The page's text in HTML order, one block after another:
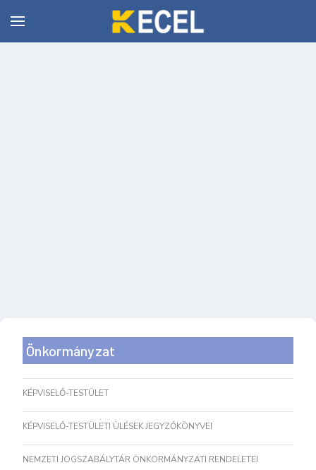
Önkormányzat
KÉPVISELŐ-TESTÜLET
KÉPVISELŐ-TESTÜLETI ÜLÉSEK JEGYZŐKÖNYVEI
NEMZETI JOGSZABÁLYTÁR ÖNKORMÁNYZATI RENDELETEI